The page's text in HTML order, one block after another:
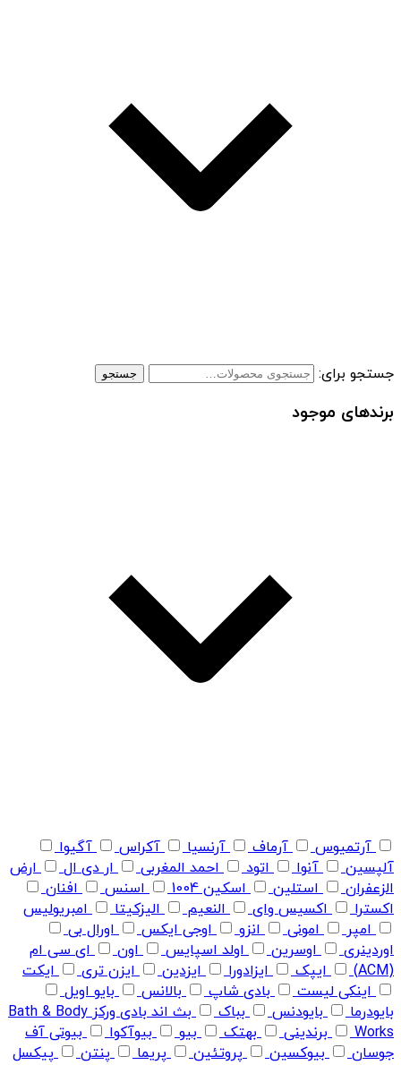
جستجو برای: جستجو
برندهای موجود
آرتمیوس آرماف آرنسیا آکراس
آگیوا
آلپسین
آنوا اتود احمد المغربی ار دی ال
ارض
الزعفران
استلین اسکین 1004 اسنس
افنان
اکسترا
اکسیس وای النعیم الیزکیتا
امبریولیس
امپر
امونی انزو اوجی ایکس
اورال بی
اوردینری
اوسرین اولد اسپایس اون
ای سی ام
(ACM)
ایپک ایزادورا ایزدین ایزن تری
ایکت
اینکی لیست
بادی شاپ بالانس
بایو اویل
بایودرما
بایودنس بباک
بث اند بادی ورکز Bath & Body
Works
برندینی بهتک بیو بیوآکوا
بیوتی آف
جوسان
بیوکسین پروتئین پریما پنتن
پیکسل